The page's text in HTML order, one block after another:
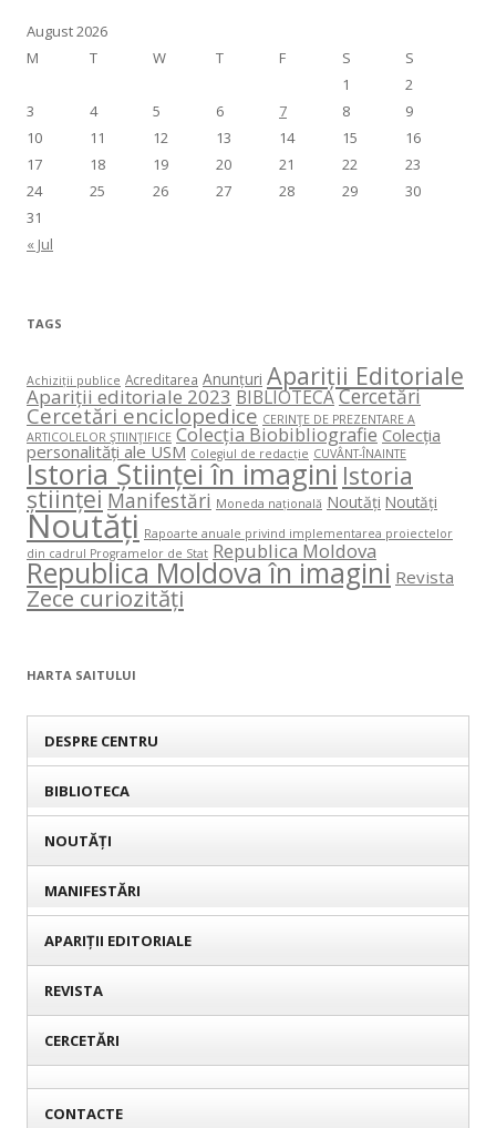
August 2026
M
T W T F S S
« Jul
1
2
3
4 5 6 7 8
9
10
11 12 13 14 15
16
17
18 19 20 21 22
23
24
25 26 27 28 29
30
31
TAGS
Achiziții publice Acreditarea Anunțuri Apariții Editoriale
Apariții editoriale 2023 BIBLIOTECACercetări
Cercetări enciclopedice CERINŢE DE PREZENTARE A
ARTICOLELOR ŞTIINŢIFICE Colecția Biobibliografie Colecția
personalități ale USM Colegiul de redacție CUVÂNT-ÎNAINTE
Istoria Științei în imagini Istoria
științei Manifestări Moneda națională Noutăți Noutăți
Noutăți Rapoarte anuale privind implementarea proiectelor
din cadrul Programelor de Stat Republica Moldova
Republica Moldova în imagini Revista
Zece curiozități
HARTA SAITULUI
DESPRE CENTRU
BIBLIOTECA
NOUTĂȚI
MANIFESTĂRI
APARIȚII EDITORIALE
REVISTA
CERCETĂRI
CONTACTE